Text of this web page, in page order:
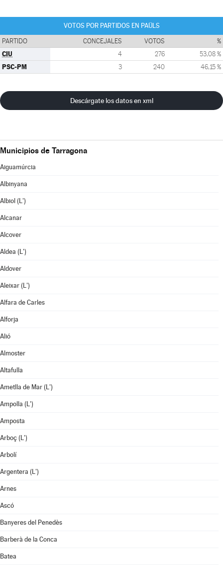
VOTOS POR PARTIDOS EN PAÜLS
PARTIDO CONCEJALES VOTOS %
CIU 4 276 53,08 %
PSC-PM 3 240 46,15 %
Descárgate los datos en xml
Municipios de Tarragona
Aiguamúrcia
Albinyana
Albiol (L')
Alcanar
Alcover
Aldea (L')
Aldover
Aleixar (L')
Alfara de Carles
Alforja
Alió
Almoster
Altafulla
Ametlla de Mar (L')
Ampolla (L')
Amposta
Arboç (L')
Arbolí
Argentera (L')
Arnes
Ascó
Banyeres del Penedès
Barberà de la Conca
Batea